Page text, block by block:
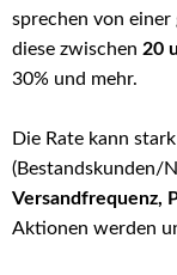
sprechen von
diese zwischen 20
30% und mehr.
Die Rate kann
(Bestandskunden/
Versandfrequenz,
Aktionen werden